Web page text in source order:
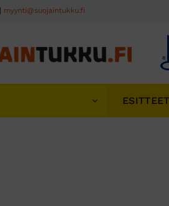
myynti@suojaintukku.fi
ESITTEET